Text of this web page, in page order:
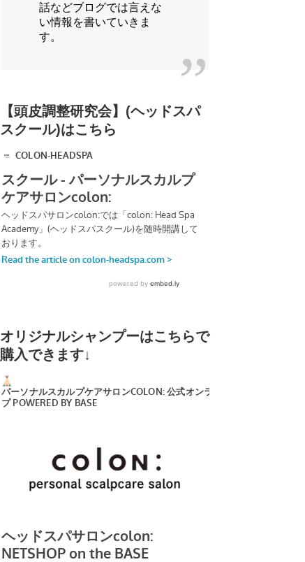
話などブログでは言えな
い情報を書いていきま
す。
【頭皮調整研究会】(ヘッドスパ
スクール)はこちら
オリジナルシャンプーはこちらで
購入できます↓